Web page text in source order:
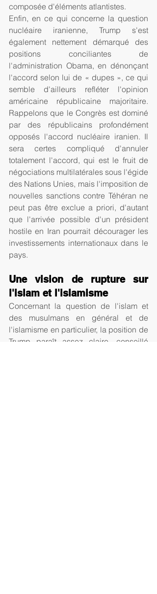
composée d'éléments atlantistes.
Enfin, en ce qui concerne la question
nucléaire iranienne, Trump s'est
également nettement démarqué des
positions conciliantes de
l'administration Obama, en dénonçant
l'accord selon lui de « dupes », ce qui
semble d'ailleurs refléter l'opinion
américaine républicaine majoritaire.
Rappelons que le Congrès est dominé
par des républicains profondément
opposés l'accord nucléaire iranien. Il
sera certes compliqué d'annuler
totalement l'accord, qui est le fruit de
négociations multilatérales sous l'égide
des Nations Unies, mais l'imposition de
nouvelles sanctions contre Téhéran ne
peut pas être exclue a priori, d'autant
que l'arrivée possible d'un président
hostile en Iran pourrait décourager les
investissements internationaux dans le
pays.
Une vision de rupture sur
l'islam et l'islamisme
Concernant la question de l'islam et
des musulmans en général et de
l'islamisme en particulier, la position de
Trump paraît assez claire, conseillé